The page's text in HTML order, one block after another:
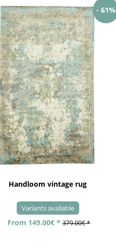
- 61%
Handloom vintage rug
Variants available
From 149.00€ * 379.00€ *